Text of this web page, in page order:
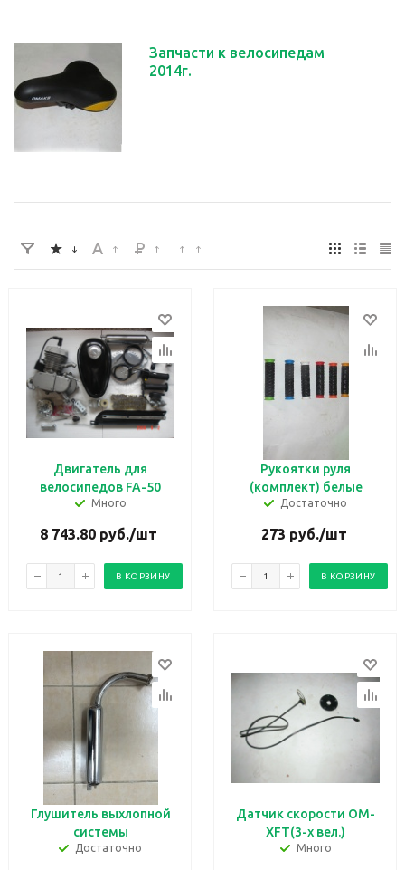
Запчасти к велосипедам
2014г.
Двигатель для
велосипедов FA-50
Много
8 743.80 руб./шт
В КОРЗИНУ
Рукоятки руля
(комплект) белые
Достаточно
273 руб./шт
В КОРЗИНУ
Глушитель выхлопной
системы
Достаточно
Датчик скорости OM-
XFT(3-х вел.)
Много